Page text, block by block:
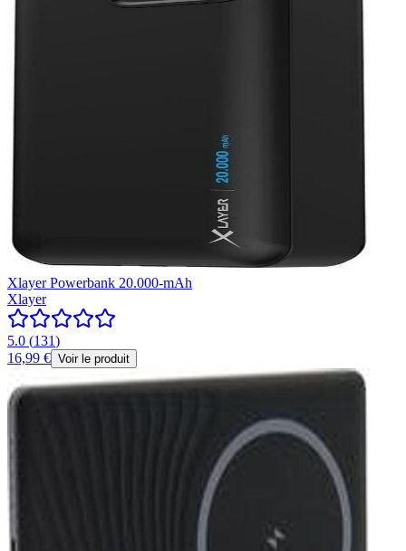
Xlayer Powerbank 20.000-mAh
Xlayer
5.0 (131)
16,99 € Voir le produit